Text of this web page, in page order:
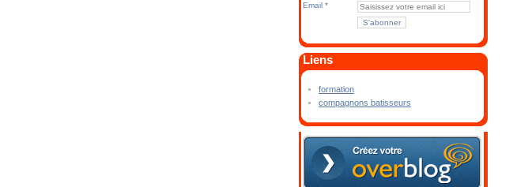
Email
Liens
formation
compagnons batisseurs